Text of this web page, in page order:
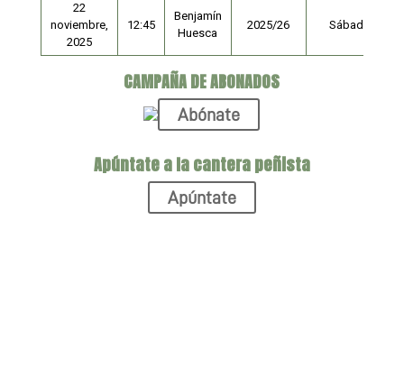
22
noviembre,
2025
12:45
Benjamín
Huesca
2025/26 Sábado
CAMPAÑA DE ABONADOS
Abónate
Apúntate a la cantera peñista
Apúntate